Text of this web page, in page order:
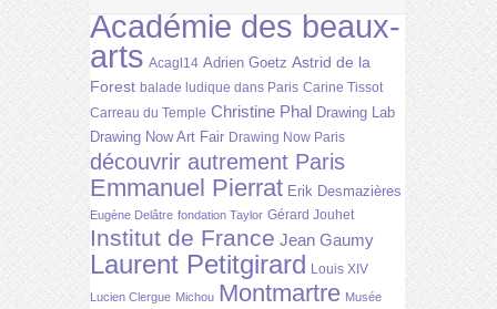
Académie des beaux-
arts Acagl14 Adrien Goetz Astrid de la
Forest balade ludique dans Paris Carine Tissot
Carreau du Temple Christine Phal Drawing Lab
Drawing Now Art Fair Drawing Now Paris
découvrir autrement Paris
Emmanuel Pierrat Erik Desmazières
Eugène Delâtre fondation Taylor Gérard Jouhet
Institut de France Jean Gaumy
Laurent Petitgirard Louis XIV
Lucien Clergue Michou Montmartre Musée